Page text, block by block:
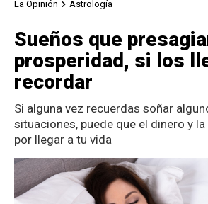
La Opinión Astrología
Sueños que
prosperidad, si los
recordar
Si alguna vez recuerdas soñar
situaciones, puede que el dinero y
por llegar a tu vida